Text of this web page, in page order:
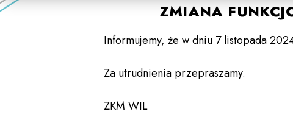
ZMIANA
Informujemy, że w dniu 7 listopada
Za utrudnienia przepraszamy.
ZKM WIL